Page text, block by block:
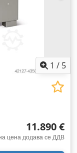
1 / 5
11.890 €
цена додава се ДДВ